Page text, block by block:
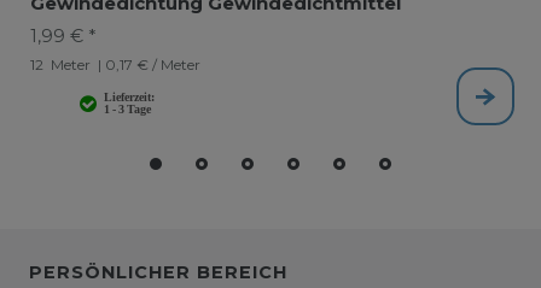
1,99 € *
12 Meter | 0,17 € / Meter
PERSÖNLICHER BEREICH